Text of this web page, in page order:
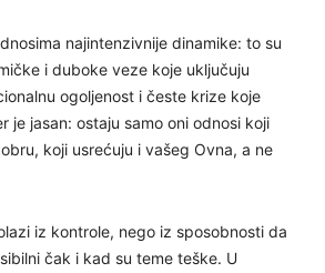
najintenzivnije dinamike: to su
i duboke veze koje uključuju
ogoljenost i česte krize koje
je jasan: ostaju samo oni odnosi koji
koji usrećuju i vašeg Ovna, a ne
iz kontrole, nego iz sposobnosti da
čak i kad su teme teške. U